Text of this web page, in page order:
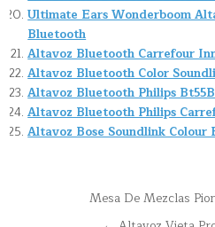
Ultimate Ears Wonderboom
Bluetooth
Altavoz Bluetooth Carrefour
Altavoz Bluetooth Color
Altavoz Bluetooth Philips
Altavoz Bluetooth Philips
Altavoz Bose Soundlink
Navegación
Mesa De Mezclas